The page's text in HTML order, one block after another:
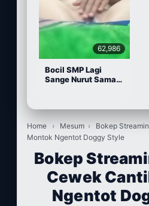
62,986
Bocil SMP Lagi
Sange Nurut Sama
Home › Mesum ›
Bokep
Montok Ngentot Doggy Style
Bokep
Cewek
Ngentot